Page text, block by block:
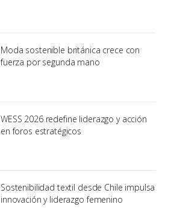
Moda sostenible británica crece con
fuerza por segunda mano
WESS 2026 redefine liderazgo y acción
en foros estratégicos
Sostenibilidad textil desde Chile impulsa
innovación y liderazgo femenino